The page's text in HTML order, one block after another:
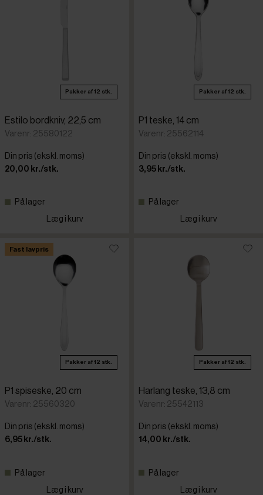
Pakker af 12 stk.
Estilo bordkniv, 22,5 cm
Varenr: 25580122
Din pris (ekskl. moms)
20,00 kr./stk.
På lager
Læg i kurv
Pakker af 12 stk.
P1 teske, 14 cm
Varenr: 25562114
Din pris (ekskl. moms)
3,95 kr./stk.
På lager
Læg i kurv
Fast lavpris
Pakker af 12 stk.
P1 spiseske, 20 cm
Varenr: 25560320
Din pris (ekskl. moms)
6,95 kr./stk.
På lager
Læg i kurv
Pakker af 12 stk.
Harlang teske, 13,8 cm
Varenr: 25542113
Din pris (ekskl. moms)
14,00 kr./stk.
På lager
Læg i kurv